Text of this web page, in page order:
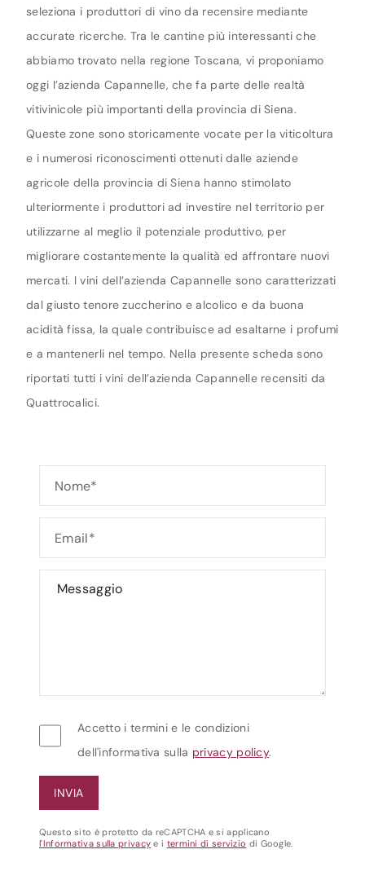
seleziona i produttori di vino da recensire mediante
accurate ricerche. Tra le cantine più interessanti che
abbiamo trovato nella regione Toscana, vi proponiamo
oggi l’azienda Capannelle, che fa parte delle realtà
vitivinicole più importanti della provincia di Siena.
Queste zone sono storicamente vocate per la viticoltura
e i numerosi riconoscimenti ottenuti dalle aziende
agricole della provincia di Siena hanno stimolato
ulteriormente i produttori ad investire nel territorio per
utilizzarne al meglio il potenziale produttivo, per
migliorare costantemente la qualità ed affrontare nuovi
mercati. I vini dell’azienda Capannelle sono caratterizzati
dal giusto tenore zuccherino e alcolico e da buona
acidità fissa, la quale contribuisce ad esaltarne i profumi
e a mantenerli nel tempo. Nella presente scheda sono
riportati tutti i vini dell’azienda Capannelle recensiti da
Quattrocalici.
Accetto i termini e le condizioni
dell'informativa sulla privacy policy.
Questo sito è protetto da reCAPTCHA e si applicano
l'Informativa sulla privacy e i termini di servizio di Google.